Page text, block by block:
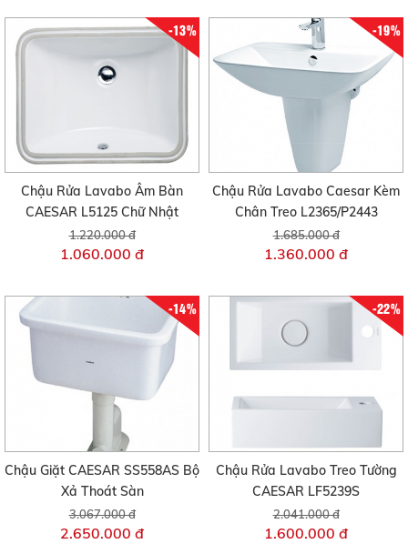
-13%
Chậu Rửa Lavabo Âm Bàn
CAESAR L5125 Chữ Nhật
1.220.000 đ
1.060.000 đ
-19%
Chậu Rửa Lavabo Caesar Kèm
Chân Treo L2365/P2443
1.685.000 đ
1.360.000 đ
-14%
Chậu Giặt CAESAR SS558AS Bộ
Xả Thoát Sàn
3.067.000 đ
2.650.000 đ
-22%
Chậu Rửa Lavabo Treo Tường
CAESAR LF5239S
2.041.000 đ
1.600.000 đ